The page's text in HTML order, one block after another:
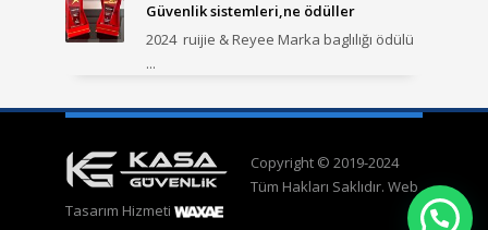
Güvenlik sistemleri,ne ödüller
2024 ruijie & Reyee Marka baglılığı ödülü
...
Copyright © 2019-2024
Tüm Hakları Saklıdır. Web
Tasarım Hizmeti